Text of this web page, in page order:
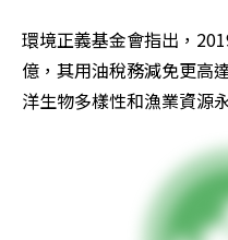
環境正義基金會指出，
億，其用油稅務減免更高
洋生物多樣性和漁業資源